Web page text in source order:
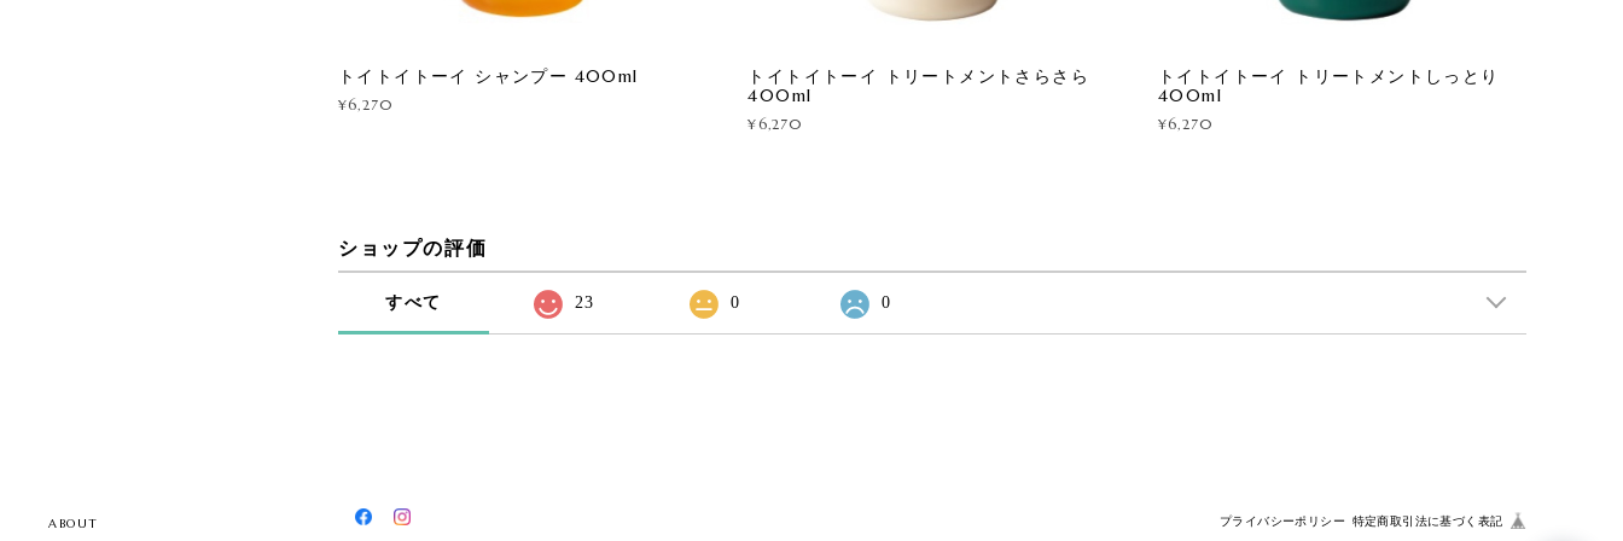
ABOUT
トイトイトーイ シャンプー 400ml
¥6,270
トイトイトーイ トリートメントさらさら
400ml
¥6,270
トイトイトーイ トリートメントしっとり
400ml
¥6,270
ショップの評価
すべて 23 0 0
プライバシーポリシー 特定商取引法に基づく表記